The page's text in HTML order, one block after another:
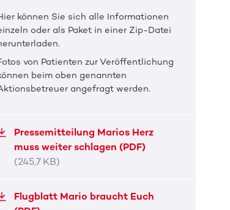
Blutkrebs erkrankt.
können Sie sich alle Informationen
oder als Paket in einer Zip-Datei
von Patienten zur Veröffentlichung
beim oben genannten
angefragt werden.
Pressemitteilung Marios Herz
muss weiter schlagen (PDF)
(245,7 KB)
Flugblatt Mario braucht Euch